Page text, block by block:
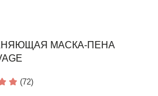
МАСКА-ПЕНА
(72)